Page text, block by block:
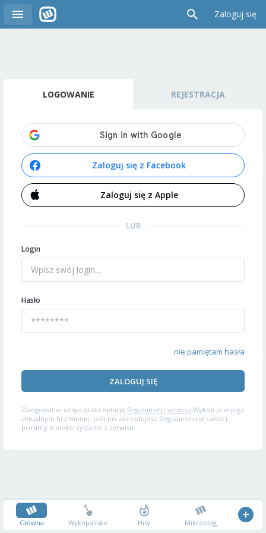
Zaloguj się
LOGOWANIE REJESTRACJA
Zaloguj się z Facebook
Zaloguj się z Apple
LUB
Login
Hasło
nie pamiętam hasła
ZALOGUJ SIĘ
Zalogowanie oznacza akceptację Regulaminu serwisu Wykop.pl w jego
aktualnym brzmieniu. Jeśli nie akceptujesz Regulaminu w całości,
prosimy o niekorzystanie z serwisu.
Główna Wykopalisko Hity Mikroblog